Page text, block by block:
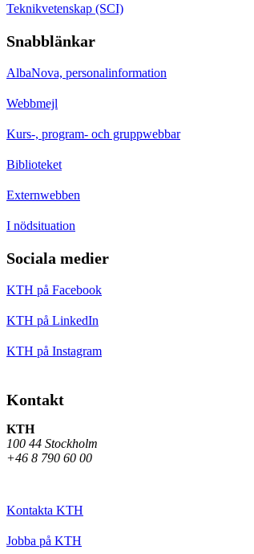
Teknikvetenskap (SCI)
Snabblänkar
AlbaNova, personalinformation
Webbmejl
Kurs-, program- och gruppwebbar
Biblioteket
Externwebben
I nödsituation
Sociala medier
KTH på Facebook
KTH på LinkedIn
KTH på Instagram
Kontakt
KTH
100 44 Stockholm
+46 8 790 60 00
Kontakta KTH
Jobba på KTH